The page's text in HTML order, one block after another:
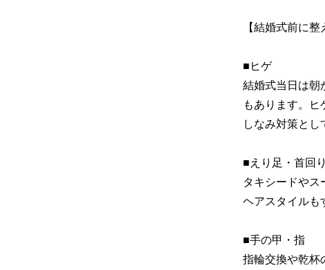
【結婚式前に整
■ヒゲ
結婚式当日は朝
もあります。
しなみ対策とし
■えり足・首回り
タキシードやス
ヘアスタイルも
■手の甲・指
指輪交換や乾杯